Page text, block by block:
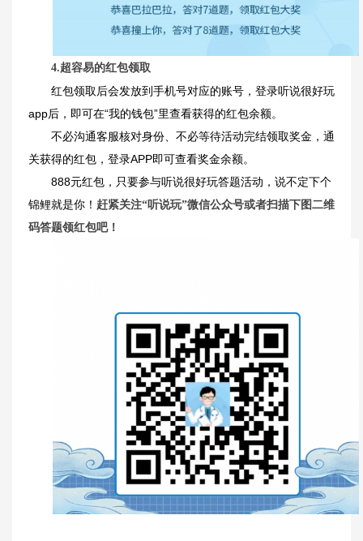
4.超容易的红包领取
红包领取后会发放到手机号对应的账号，登录听说很好玩
app后，即可在“我的钱包”里查看获得的红包余额。
不必沟通客服核对身份、不必等待活动完结领取奖金，通
关获得的红包，登录APP即可查看奖金余额。
888元红包，只要参与听说很好玩答题活动，说不定下个
锦鲤就是你！ 赶紧关注“听说玩”微信公众号或者扫描下图二维
码答题领红包吧！